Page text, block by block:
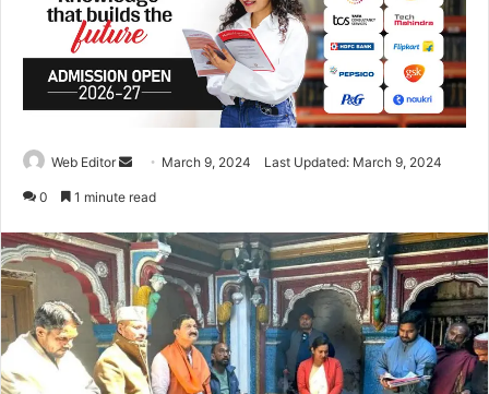
Web Editor
d
a
n
e
m
a
March 9, 2024 Last Updated: March 9, 2024
0 1 minute read